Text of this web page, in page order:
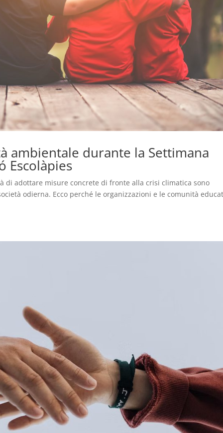
ambientale durante la Settimana
Escolàpies
di adottare misure concrete di fronte alla crisi climatica sono
odierna. Ecco perché le organizzazioni e le comunità